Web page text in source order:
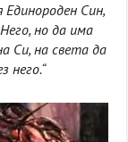
Единороден Син,
но да има
Си, на света да
него.“